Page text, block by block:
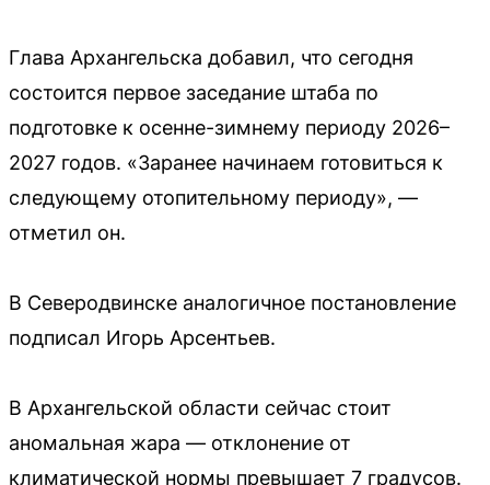
Глава Архангельска добавил, что сегодня
состоится первое заседание штаба по
подготовке к осенне-зимнему периоду 2026–
2027 годов. «Заранее начинаем готовиться к
следующему отопительному периоду», —
отметил он.
В Северодвинске аналогичное постановление
подписал Игорь Арсентьев.
В Архангельской области сейчас стоит
аномальная жара — отклонение от
климатической нормы превышает 7 градусов.